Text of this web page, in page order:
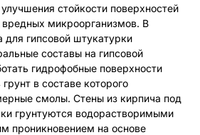
стойкости поверхностей
вредных микроорганизмов. В
для гипсовой штукатурки
составы на гипсовой
гидрофобные поверхности
в составе которого
смолы. Стены из кирпича под
грунтуются водорастворимыми
проникновением на основе